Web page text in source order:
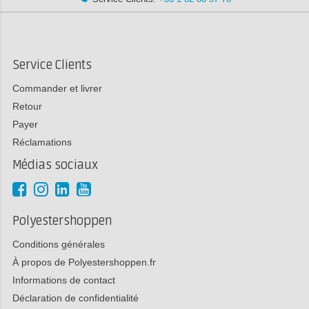
Service Clients
Commander et livrer
Retour
Payer
Réclamations
Médias sociaux
Polyestershoppen
Conditions générales
À propos de Polyestershoppen.fr
Informations de contact
Déclaration de confidentialité